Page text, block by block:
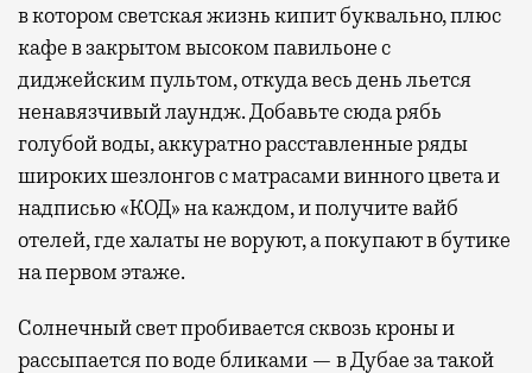
в котором светская жизнь кипит буквально, плюс
кафе в закрытом высоком павильоне с
диджейским пультом, откуда весь день льется
ненавязчивый лаундж. Добавьте сюда рябь
голубой воды, аккуратно расставленные ряды
широких шезлонгов с матрасами винного цвета и
надписью «КОД» на каждом, и получите вайб
отелей, где халаты не воруют, а покупают в бутике
на первом этаже.
Солнечный свет пробивается сквозь кроны и
рассыпается по воде бликами — в Дубае за такой